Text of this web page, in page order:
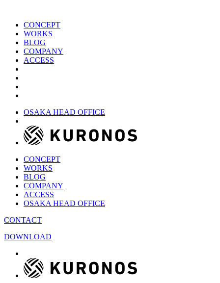
CONCEPT
WORKS
BLOG
COMPANY
ACCESS
OSAKA HEAD OFFICE
CONCEPT
WORKS
BLOG
COMPANY
ACCESS
OSAKA HEAD OFFICE
CONTACT
DOWNLOAD